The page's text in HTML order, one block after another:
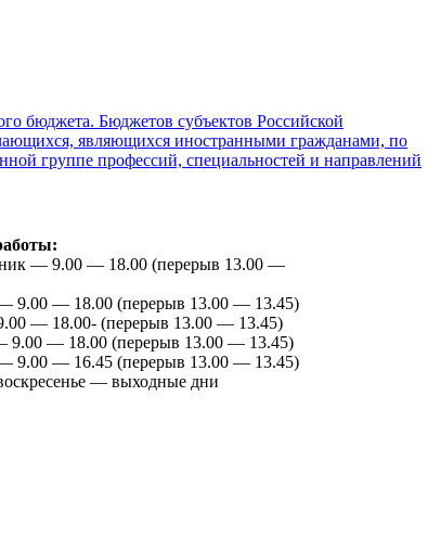
бюджета. Бюджетов субъектов Российской
являющихся иностранными гражданами, по
группе профессий, специальностей и направлений
— 9.00 — 18.00 (перерыв 13.00 —
9.00 — 18.00 (перерыв 13.00 — 13.45)
— 18.00- (перерыв 13.00 — 13.45)
9.00 — 18.00 (перерыв 13.00 — 13.45)
9.00 — 16.45 (перерыв 13.00 — 13.45)
— выходные дни